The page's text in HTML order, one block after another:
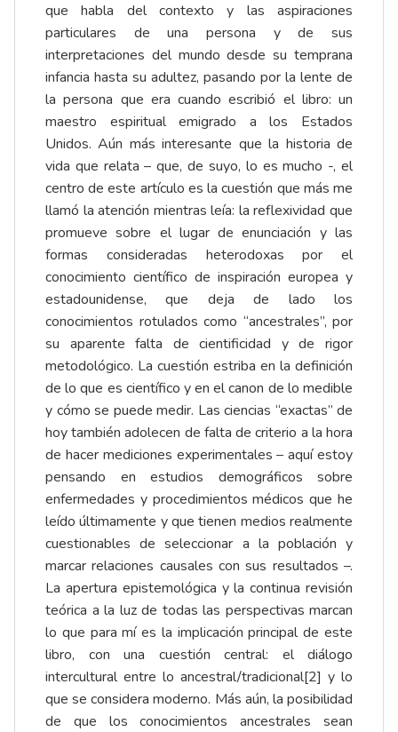
que habla del contexto y las aspiraciones
particulares de una persona y de sus
interpretaciones del mundo desde su temprana
infancia hasta su adultez, pasando por la lente de
la persona que era cuando escribió el libro: un
maestro espiritual emigrado a los Estados
Unidos. Aún más interesante que la historia de
vida que relata – que, de suyo, lo es mucho -, el
centro de este artículo es la cuestión que más me
llamó la atención mientras leía: la reflexividad que
promueve sobre el lugar de enunciación y las
formas consideradas heterodoxas por el
conocimiento científico de inspiración europea y
estadounidense, que deja de lado los
conocimientos rotulados como “ancestrales”, por
su aparente falta de cientificidad y de rigor
metodológico. La cuestión estriba en la definición
de lo que es científico y en el canon de lo medible
y cómo se puede medir. Las ciencias “exactas” de
hoy también adolecen de falta de criterio a la hora
de hacer mediciones experimentales – aquí estoy
pensando en estudios demográficos sobre
enfermedades y procedimientos médicos que he
leído últimamente y que tienen medios realmente
cuestionables de seleccionar a la población y
marcar relaciones causales con sus resultados –.
La apertura epistemológica y la continua revisión
teórica a la luz de todas las perspectivas marcan
lo que para mí es la implicación principal de este
libro, con una cuestión central: el diálogo
intercultural entre lo ancestral/tradicional[2] y lo
que se considera moderno. Más aún, la posibilidad
de que los conocimientos ancestrales sean